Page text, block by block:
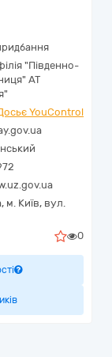
"Південно-
АТ
YouControl
, м. Київ, вул.
0